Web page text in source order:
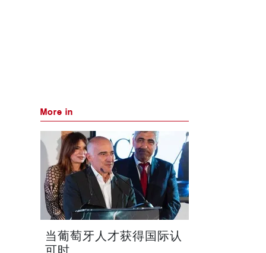
More in
当葡萄牙人才获得国际认